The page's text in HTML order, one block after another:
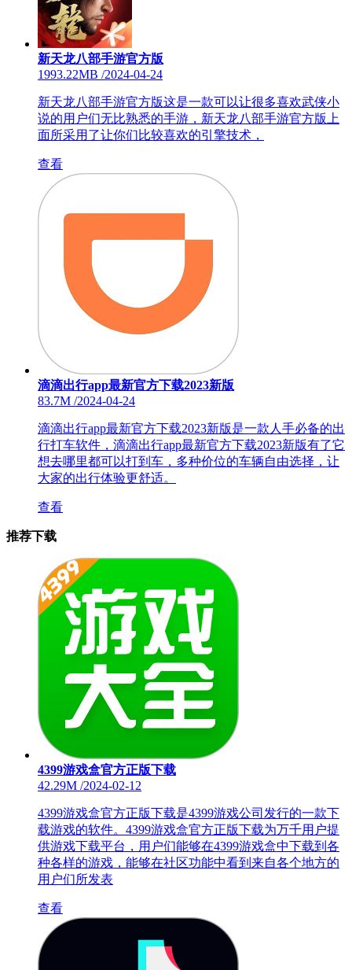
新天龙八部手游官方版
1993.22MB /2024-04-24
新天龙八部手游官方版这是一款可以让很多喜欢武侠小
说的用户们无比熟悉的手游，新天龙八部手游官方版上
面所采用了让你们比较喜欢的引擎技术，
查看
滴滴出行app最新官方下载2023新版
83.7M /2024-04-24
滴滴出行app最新官方下载2023新版是一款人手必备的出
行打车软件，滴滴出行app最新官方下载2023新版有了它
想去哪里都可以打到车，多种价位的车辆自由选择，让
大家的出行体验更舒适。
查看
推荐下载
4399游戏盒官方正版下载
42.29M /2024-02-12
4399游戏盒官方正版下载是4399游戏公司发行的一款下
载游戏的软件。4399游戏盒官方正版下载为万千用户提
供游戏下载平台，用户们能够在4399游戏盒中下载到各
种各样的游戏，能够在社区功能中看到来自各个地方的
用户们所发表
查看